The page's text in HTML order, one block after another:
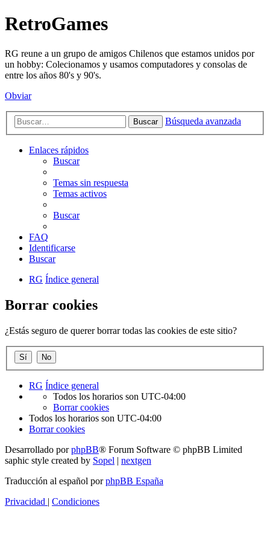
RetroGames
RG reune a un grupo de amigos Chilenos que estamos unidos por
un hobby: Colecionamos y usamos computadores y consolas de
entre los años 80's y 90's.
Obviar
Buscar Búsqueda avanzada
Enlaces rápidos
Buscar
Temas sin respuesta
Temas activos
Buscar
FAQ
Identificarse
Buscar
RG Índice general
Borrar cookies
¿Estás seguro de querer borrar todas las cookies de este sitio?
RG Índice general
Todos los horarios son UTC-04:00
Borrar cookies
Todos los horarios son UTC-04:00
Borrar cookies
Desarrollado porphpBB® Forum Software © phpBB Limited
saphic style created by Sopel | nextgen
Traducción al español porphpBB España
Privacidad | Condiciones